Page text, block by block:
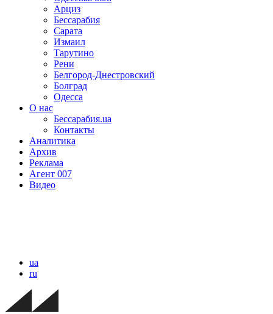
Арциз
Бессарабия
Сарата
Измаил
Тарутино
Рени
Белгород-Днестровский
Болград
Одесса
О нас
Бессарабия.ua
Контакты
Аналитика
Архив
Реклама
Агент 007
Видео
ua
ru